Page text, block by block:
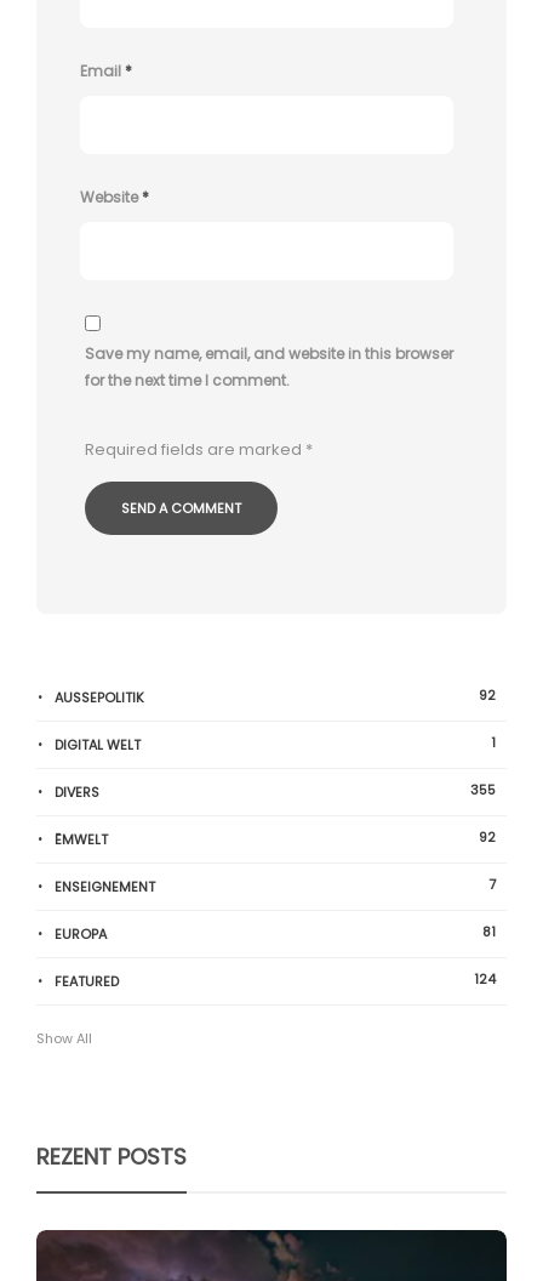
Email*
Website*
Save my name, email, and website in this browser
for the next time I comment.
Required fields are marked *
AUSSEPOLITIK 92
DIGITAL WELT 1
DIVERS 355
ËMWELT 92
ENSEIGNEMENT 7
EUROPA 81
FEATURED 124
Show All
REZENT POSTS